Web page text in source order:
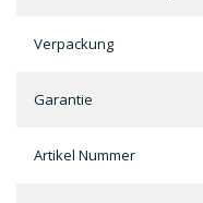
Verpackung
Garantie
Artikel Nummer